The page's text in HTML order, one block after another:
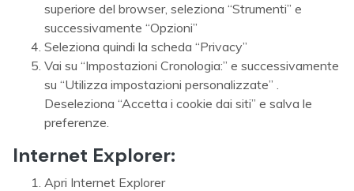
superiore del browser, seleziona “Strumenti” e
successivamente “Opzioni”
Seleziona quindi la scheda “Privacy”
Vai su “Impostazioni Cronologia:” e successivamente
su “Utilizza impostazioni personalizzate” .
Deseleziona “Accetta i cookie dai siti” e salva le
preferenze.
Internet Explorer:
Apri Internet Explorer